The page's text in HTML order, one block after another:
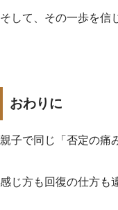
そして、その一歩を信
おわりに
親子で同じ「否定の痛
感じ方も回復の仕方も